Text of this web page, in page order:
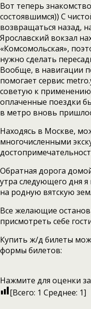
Вот теперь
состоявшимся)) С
возвращаться назад,
Ярославский вокзал
«Комсомольская»,
нужно сделать
Вообще, в навигации
помогает сервис
советую к
оплаченные поездки
в метро вновь
Находясь в Москве,
многочисленными
Обратная дорога
утра следующего дня
на родную вятскую
Все желающие
присмотреть себе
Купить ж/д билеты
формы билетов:
Нажмите для оценки
[Всего: 1 Среднее: 1]